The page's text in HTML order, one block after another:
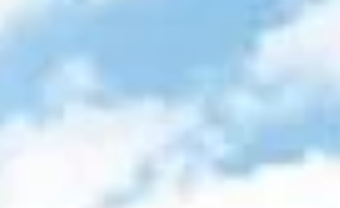
cet été : comment transformer vos vieux
cet été : comment